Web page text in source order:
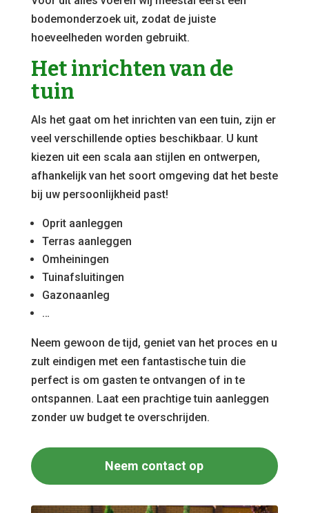
bodemonderzoek uit, zodat de juiste
hoeveelheden worden gebruikt.
Het inrichten van de
tuin
Als het gaat om het inrichten van een tuin, zijn er
veel verschillende opties beschikbaar. U kunt
kiezen uit een scala aan stijlen en ontwerpen,
afhankelijk van het soort omgeving dat het beste
bij uw persoonlijkheid past!
Oprit aanleggen
Terras aanleggen
Omheiningen
Tuinafsluitingen
Gazonaanleg
…
Neem gewoon de tijd, geniet van het proces en u
zult eindigen met een fantastische tuin die
perfect is om gasten te ontvangen of in te
ontspannen. Laat een prachtige tuin aanleggen
zonder uw budget te overschrijden.
Neem contact op